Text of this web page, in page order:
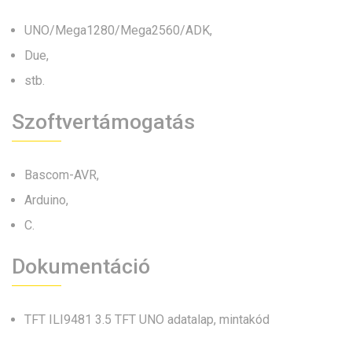
UNO/Mega1280/Mega2560/ADK,
Due,
stb.
Szoftvertámogatás
Bascom-AVR,
Arduino,
C.
Dokumentáció
TFT ILI9481 3.5 TFT UNO adatalap, mintakód